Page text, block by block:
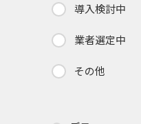
導入検討中
業者選定中
その他